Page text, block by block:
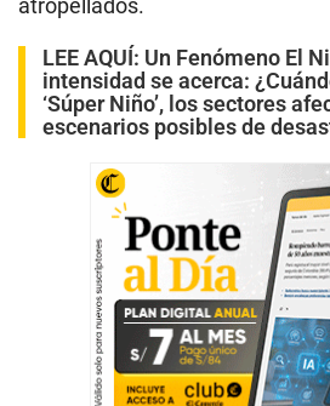
atropellados.
LEE AQUÍ: Un Fenómeno El
intensidad se acerca:
‘Súper Niño’, los sectores
escenarios posibles de